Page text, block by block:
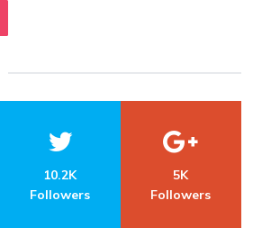
10.2K
Followers
5K
Followers